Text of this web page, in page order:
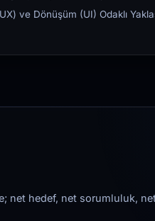
ve Dönüşüm (UI) Odaklı
net hedef, net sorumluluk, net